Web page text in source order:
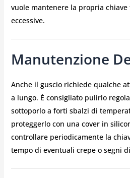
vuole mantenere la propria
eccessive.
Manutenzione
Anche il guscio richiede qualche
a lungo. È consigliato pulirlo
sottoporlo a forti sbalzi di
proteggerlo con una cover in
controllare periodicamente la
tempo di eventuali crepe o segni